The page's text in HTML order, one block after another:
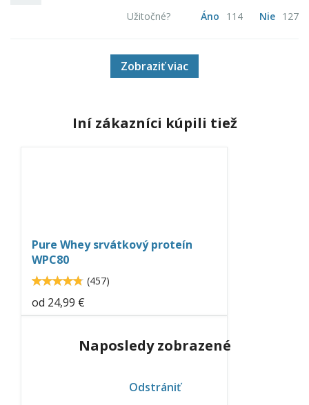
Užitočné? Áno 114 Nie 127
Zobraziť viac
Iní zákazníci kúpili tiež
nutrition.jpg
Pure Whey srvátkový proteín
WPC80
4.807444.8
(457)
od 24,99 €
neoflavour-
chocolate.jpg
Naposledy zobrazené
Odstrániť